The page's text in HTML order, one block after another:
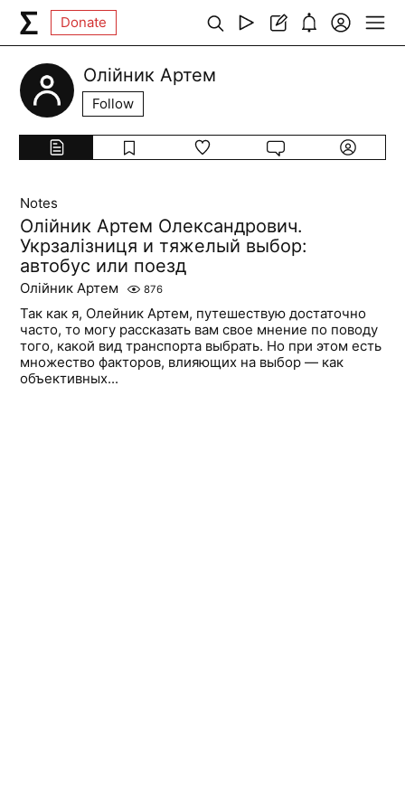
Donate
Олійник Артем
Follow
Notes
Олійник Артем Олександрович.
Укрзалізниця и тяжелый выбор:
автобус или поезд
Олійник Артем 876
Так как я, Олейник Артем, путешествую достаточно
часто, то могу рассказать вам свое мнение по поводу
того, какой вид транспорта выбрать. Но при этом есть
множество факторов, влияющих на выбор — как
объективных...